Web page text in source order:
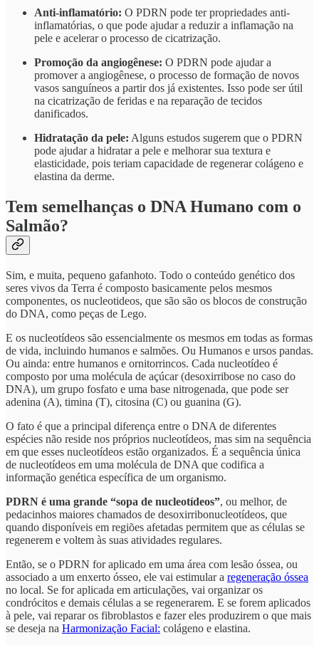
Anti-inflamatório: O PDRN pode ter propriedades anti-
inflamatórias, o que pode ajudar a reduzir a inflamação na
pele e acelerar o processo de cicatrização.
Promoção da angiogênese: O PDRN pode ajudar a
promover a angiogênese, o processo de formação de novos
vasos sanguíneos a partir dos já existentes. Isso pode ser útil
na cicatrização de feridas e na reparação de tecidos
danificados.
Hidratação da pele: Alguns estudos sugerem que o PDRN
pode ajudar a hidratar a pele e melhorar sua textura e
elasticidade, pois teriam capacidade de regenerar colágeno e
elastina da derme.
Tem semelhanças o DNA Humano com o
Salmão?
Sim, e muita, pequeno gafanhoto. Todo o conteúdo genético dos
seres vivos da Terra é composto basicamente pelos mesmos
componentes, os nucleotideos, que são são os blocos de construção
do DNA, como peças de Lego.
E os nucleotídeos são essencialmente os mesmos em todas as formas
de vida, incluindo humanos e salmões. Ou Humanos e ursos pandas.
Ou ainda: entre humanos e ornitorrincos. Cada nucleotídeo é
composto por uma molécula de açúcar (desoxirribose no caso do
DNA), um grupo fosfato e uma base nitrogenada, que pode ser
adenina (A), timina (T), citosina (C) ou guanina (G).
O fato é que a principal diferença entre o DNA de diferentes
espécies não reside nos próprios nucleotídeos, mas sim na sequência
em que esses nucleotídeos estão organizados. É a sequência única
de nucleotídeos em uma molécula de DNA que codifica a
informação genética específica de um organismo.
PDRN é uma grande “sopa de nucleotídeos”, ou melhor, de
pedacinhos maiores chamados de desoxirribonucleotídeos, que
quando disponíveis em regiões afetadas permitem que as células se
regenerem e voltem às suas atividades regulares.
Então, se o PDRN for aplicado em uma área com lesão óssea, ou
associado a um enxerto ósseo, ele vai estimular a regeneração óssea
no local. Se for aplicada em articulações, vai organizar os
condrócitos e demais células a se regenerarem. E se forem aplicados
à pele, vai reparar os fibroblastos e fazer eles produzirem o que mais
se deseja na Harmonização Facial: colágeno e elastina.